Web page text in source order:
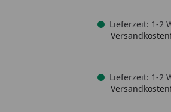
Lieferzeit: 1-2
Lieferzeit: 1-2